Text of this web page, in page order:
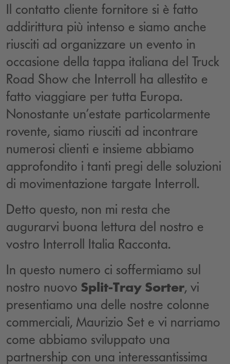
Il contatto cliente fornitore si è fatto
addirittura più intenso e siamo anche
riusciti ad organizzare un evento in
occasione della tappa italiana del Truck
Road Show che Interroll ha allestito e
fatto viaggiare per tutta Europa.
Nonostante un’estate particolarmente
rovente, siamo riusciti ad incontrare
numerosi clienti e insieme abbiamo
approfondito i tanti pregi delle soluzioni
di movimentazione targate Interroll.
Detto questo, non mi resta che
augurarvi buona lettura del nostro e
vostro Interroll Italia Racconta.
In questo numero ci soffermiamo sul
nostro nuovo Split-Tray Sorter, vi
presentiamo una delle nostre colonne
commerciali, Maurizio Set e vi narriamo
come abbiamo sviluppato una
partnership con una interessantissima